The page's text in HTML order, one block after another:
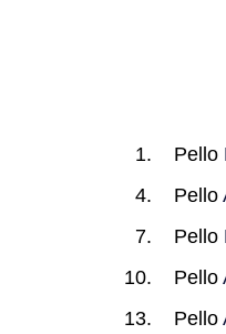
Pello
Pello
Pello
Pello
Pello